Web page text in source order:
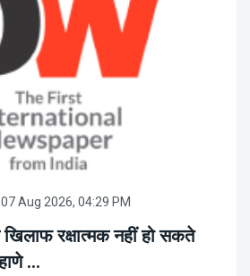
07 Aug 2026, 04:29 PM
रक्षात्मक नहीं हो सकते
...